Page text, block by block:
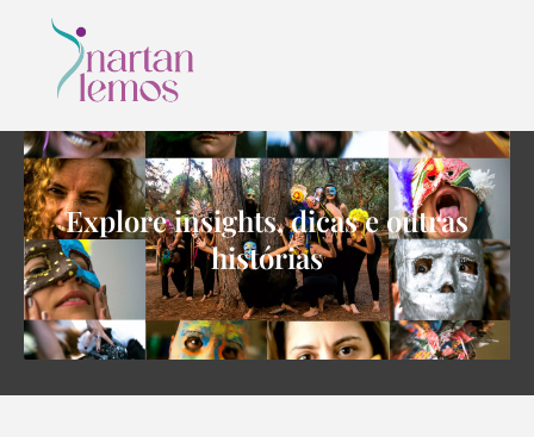
Explore insights, dicas e outras
histórias